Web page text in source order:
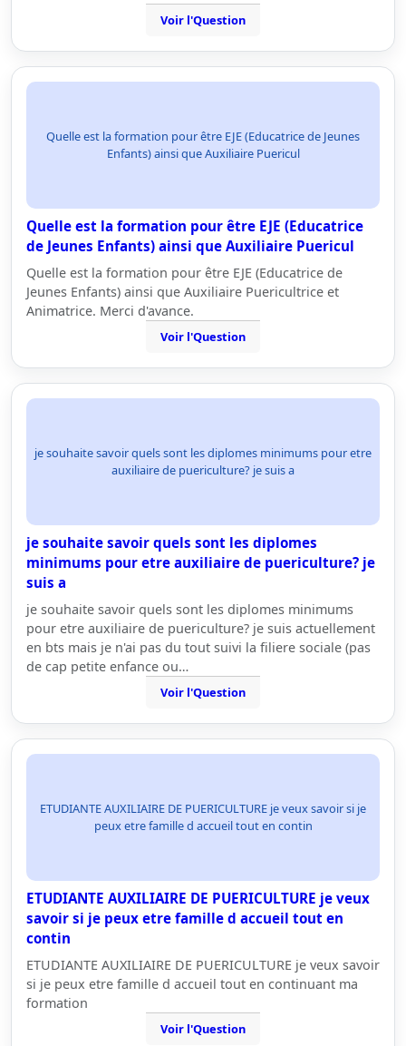
Voir l'Question
Quelle est la formation pour être EJE (Educatrice de Jeunes
Enfants) ainsi que Auxiliaire Puericul
Quelle est la formation pour être EJE (Educatrice
de Jeunes Enfants) ainsi que Auxiliaire Puericul
Quelle est la formation pour être EJE (Educatrice de
Jeunes Enfants) ainsi que Auxiliaire Puericultrice et
Animatrice. Merci d'avance.
Voir l'Question
je souhaite savoir quels sont les diplomes minimums pour etre
auxiliaire de puericulture? je suis a
je souhaite savoir quels sont les diplomes
minimums pour etre auxiliaire de puericulture? je
suis a
je souhaite savoir quels sont les diplomes minimums
pour etre auxiliaire de puericulture? je suis actuellement
en bts mais je n'ai pas du tout suivi la filiere sociale (pas
de cap petite enfance ou…
Voir l'Question
ETUDIANTE AUXILIAIRE DE PUERICULTURE je veux savoir si je
peux etre famille d accueil tout en contin
ETUDIANTE AUXILIAIRE DE PUERICULTURE je veux
savoir si je peux etre famille d accueil tout en
contin
ETUDIANTE AUXILIAIRE DE PUERICULTURE je veux savoir
si je peux etre famille d accueil tout en continuant ma
formation
Voir l'Question